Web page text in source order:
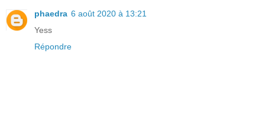
phaedra 6 août 2020 à 13:21
Yess
Répondre